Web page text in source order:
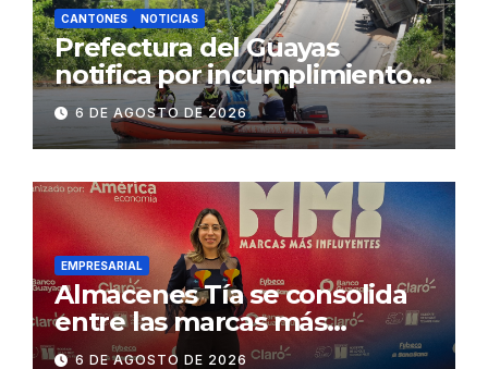
CANTONES NOTICIAS
Prefectura del Guayas
notifica por incumplimiento
contractual a la
Concesionaria CONORTE y
exige celeridad en
desmontaje del puente
Gonzalo Icaza Cornejo, en
Daule
6 DE AGOSTO DE 2026
EMPRESARIAL
Almacenes Tía se consolida
entre las marcas más
influyentes del Ecuador
6 DE AGOSTO DE 2026